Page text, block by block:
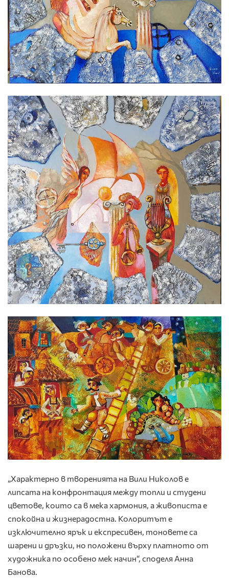
„Характерно в творенията на Вили Николов е
липсата на конфронтация между топли и студени
цветове, които са в мека хармония, а живописта е
спокойна и жизнерадостна. Колоритът е
изключително ярък и експресивен, тоновете са
шарени и дръзки, но положени върху платното от
художника по особено мек начин“, споделя Анна
Банова.